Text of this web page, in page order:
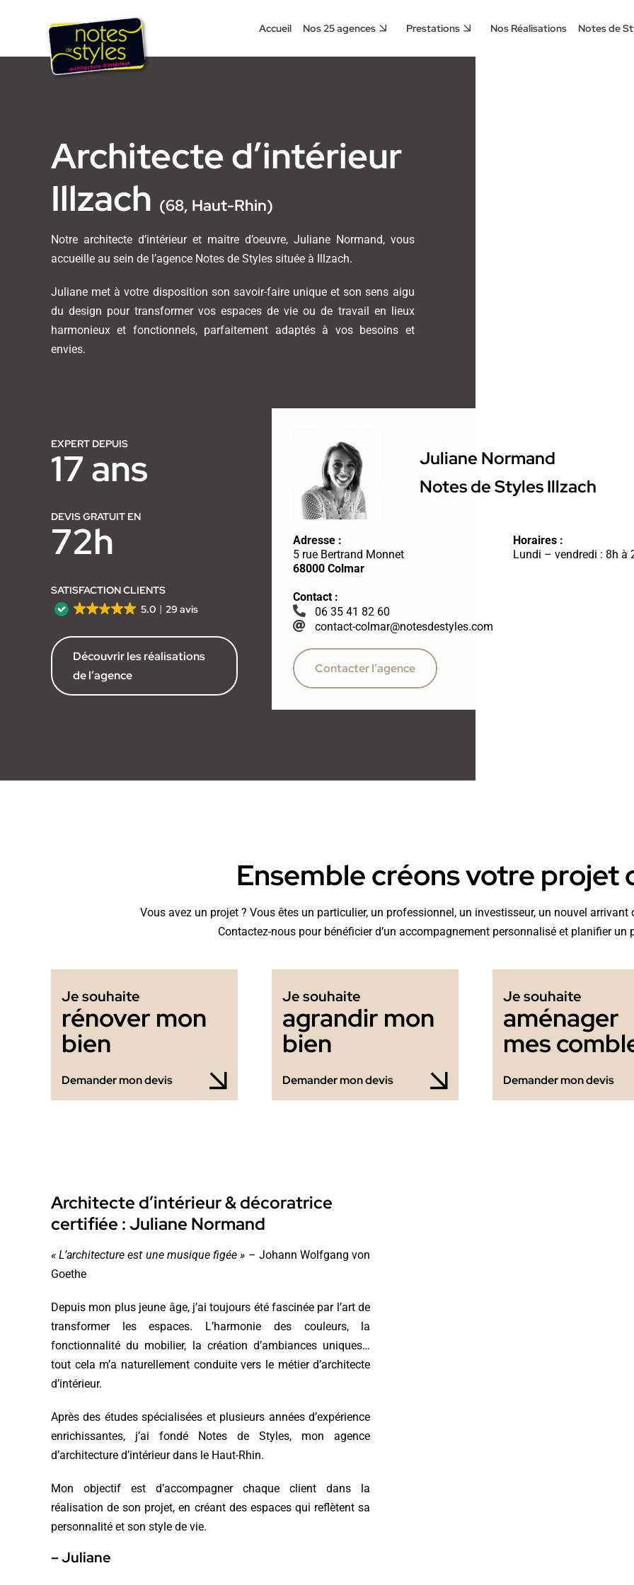
Accueil Nos 25 agences Prestations Nos Réalisations Notes de
Architecte d’intérieur
Illzach (68, Haut-Rhin)
Notre architecte d’intérieur et maitre d’oeuvre, Juliane Normand, vous
accueille au sein de l’agence Notes de Styles située à Illzach.
Juliane met à votre disposition son savoir-faire unique et son sens aigu
du design pour transformer vos espaces de vie ou de travail en lieux
harmonieux et fonctionnels, parfaitement adaptés à vos besoins et
envies.
EXPERT DEPUIS
17 ans
DEVIS GRATUIT EN
72h
SATISFACTION CLIENTS
5.0
29 avis
Découvrir les réalisations
de l’agence
Juliane Normand
Notes de Styles Illzach
Adresse :
5 rue Bertrand Monnet
68000 Colmar
Horaires :
Lundi – vendredi : 8h à
Contact :
06 35 41 82 60
contact-colmar@notesdestyles.com
Contacter l’agence
Ensemble créons votre projet
Vous avez un projet ? Vous êtes un particulier, un professionnel, un investisseur, un nouvel
Contactez-nous pour bénéficier d’un accompagnement personnalisé et planifier un
Je souhaite
rénover mon
bien
Demander mon devis
Je souhaite
agrandir mon
bien
Demander mon devis
Je souhaite
aménager
mes
Demander mon devis
Architecte d’intérieur & décoratrice
certifiée : Juliane Normand
« L’architecture est une musique figée » – Johann Wolfgang von
Goethe
Depuis mon plus jeune âge, j’ai toujours été fascinée par l’art de
transformer les espaces. L’harmonie des couleurs, la
fonctionnalité du mobilier, la création d’ambiances uniques…
tout cela m’a naturellement conduite vers le métier d’architecte
d’intérieur.
Après des études spécialisées et plusieurs années d’expérience
enrichissantes, j’ai fondé Notes de Styles, mon agence
d’architecture d’intérieur dans le Haut-Rhin.
Mon objectif est d’accompagner chaque client dans la
réalisation de son projet, en créant des espaces qui reflètent sa
personnalité et son style de vie.
– Juliane